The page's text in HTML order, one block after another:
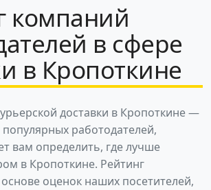
компаний
в сфере
в Кропоткине
доставки в Кропоткине —
популярных работодателей,
вам определить, где лучше
в Кропоткине. Рейтинг
основе оценок наших посетителей,